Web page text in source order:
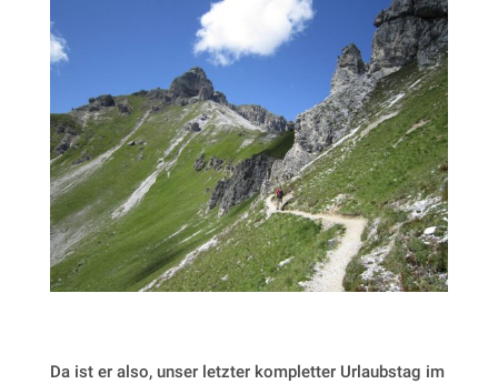
Da ist er also, unser letzter kompletter Urlaubstag im